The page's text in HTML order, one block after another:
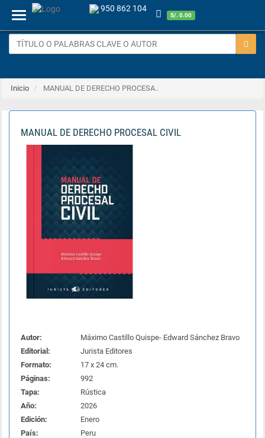
Menu
950 862 104
S/. 0.00
Inicio MANUAL DE DERECHO PROCESA..
MANUAL DE DERECHO PROCESAL CIVIL
Autor:
Máximo Castillo Quispe- Edward Sánchez Bravo
Editorial:
Jurista Editores
Formato:
17 x 24 cm.
Páginas:
992
Tapa:
Rústica
Año:
2026
Edición:
Enero
País:
Peru